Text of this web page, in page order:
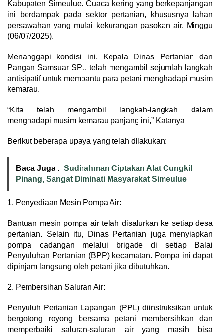
Kabupaten Simeulue. Cuaca kering yang berkepanjangan
ini berdampak pada sektor pertanian, khususnya lahan
persawahan yang mulai kekurangan pasokan air. Minggu
(06/07/2025).
Menanggapi kondisi ini, Kepala Dinas Pertanian dan
Pangan Samsuar SP,,. telah mengambil sejumlah langkah
antisipatif untuk membantu para petani menghadapi musim
kemarau.
“Kita telah mengambil langkah-langkah dalam
menghadapi musim kemarau panjang ini,” Katanya
Berikut beberapa upaya yang telah dilakukan:
Baca Juga : Sudirahman Ciptakan Alat Cungkil
Pinang, Sangat Diminati Masyarakat Simeulue
1. Penyediaan Mesin Pompa Air:
Bantuan mesin pompa air telah disalurkan ke setiap desa
pertanian. Selain itu, Dinas Pertanian juga menyiapkan
pompa cadangan melalui brigade di setiap Balai
Penyuluhan Pertanian (BPP) kecamatan. Pompa ini dapat
dipinjam langsung oleh petani jika dibutuhkan.
2. Pembersihan Saluran Air:
Penyuluh Pertanian Lapangan (PPL) diinstruksikan untuk
bergotong royong bersama petani membersihkan dan
memperbaiki saluran-saluran air yang masih bisa